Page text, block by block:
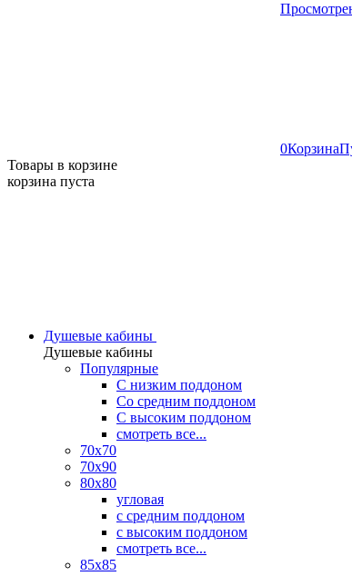
0Корзина
Товары в корзине
корзина пуста
Душевые кабины
Душевые кабины
Популярные
C низким поддоном
Со средним поддоном
С высоким поддоном
смотреть все...
70х70
70х90
80х80
угловая
с средним поддоном
с высоким поддоном
смотреть все...
85х85